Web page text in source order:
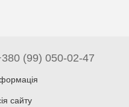
(99) 050-02-47
сайту